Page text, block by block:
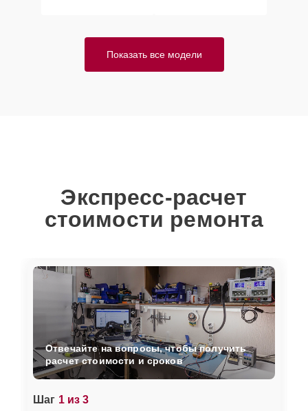
Показать все модели
Экспресс-расчет
стоимости ремонта
Шаг 1 из 3
Отвечайте на вопросы, чтобы получить
расчет стоимости и сроков